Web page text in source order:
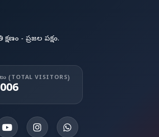
క్షణం - ప్రజల పక్షం.
(TOTAL VISITORS)